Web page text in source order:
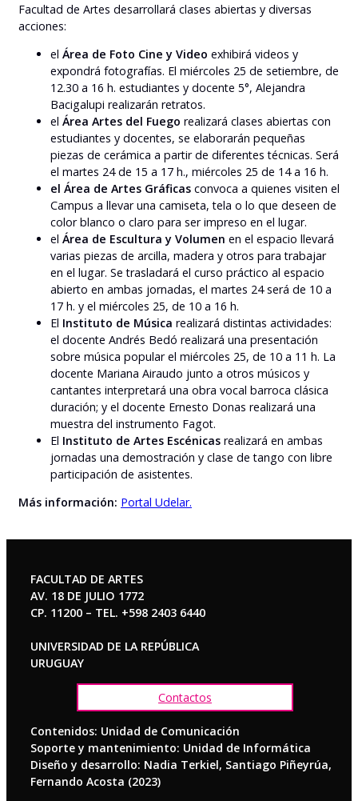
Facultad de Artes desarrollará clases abiertas y diversas
acciones:
el Área de Foto Cine y Video exhibirá videos y
expondrá fotografías. El miércoles 25 de setiembre, de
12.30 a 16 h. estudiantes y docente 5°, Alejandra
Bacigalupi realizarán retratos.
el Área Artes del Fuego realizará clases abiertas con
estudiantes y docentes, se elaborarán pequeñas
piezas de cerámica a partir de diferentes técnicas. Será
el martes 24 de 15 a 17 h., miércoles 25 de 14 a 16 h.
el Área de Artes Gráficas convoca a quienes visiten el
Campus a llevar una camiseta, tela o lo que deseen de
color blanco o claro para ser impreso en el lugar.
el Área de Escultura y Volumen en el espacio llevará
varias piezas de arcilla, madera y otros para trabajar
en el lugar. Se trasladará el curso práctico al espacio
abierto en ambas jornadas, el martes 24 será de 10 a
17 h. y el miércoles 25, de 10 a 16 h.
El Instituto de Música realizará distintas actividades:
el docente Andrés Bedó realizará una presentación
sobre música popular el miércoles 25, de 10 a 11 h. La
docente Mariana Airaudo junto a otros músicos y
cantantes interpretará una obra vocal barroca clásica
duración; y el docente Ernesto Donas realizará una
muestra del instrumento Fagot.
El Instituto de Artes Escénicas realizará en ambas
jornadas una demostración y clase de tango con libre
participación de asistentes.
Más información: Portal Udelar.
FACULTAD DE ARTES
AV. 18 DE JULIO 1772
CP. 11200 – TEL. +598 2403 6440
UNIVERSIDAD DE LA REPÚBLICA
URUGUAY
Contactos
Contenidos: Unidad de Comunicación
Soporte y mantenimiento: Unidad de Informática
Diseño y desarrollo: Nadia Terkiel, Santiago Piñeyrúa,
Fernando Acosta (2023)